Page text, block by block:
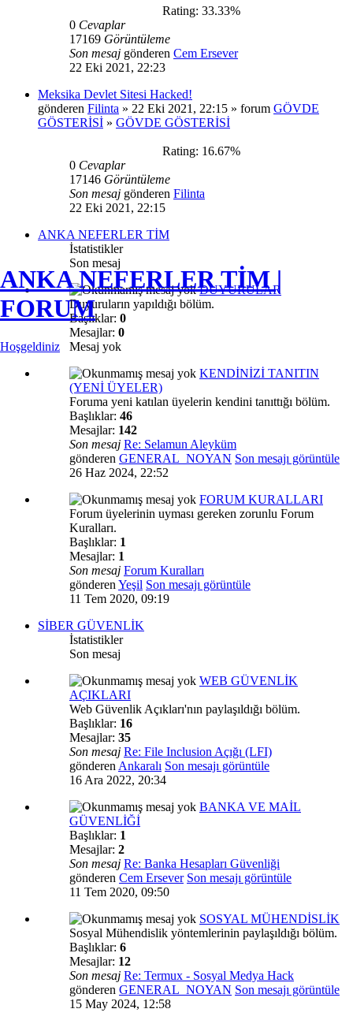
ANKA NEFERLER TİM |
FORUM
Hoşgeldiniz
Rating: 33.33%
0 Cevaplar
17169 Görüntüleme
Son mesaj gönderen Cem Ersever
22 Eki 2021, 22:23
Meksika Devlet Sitesi Hacked!
gönderen Filinta » 22 Eki 2021, 22:15 » forum GÖVDE
GÖSTERİSİ » GÖVDE GÖSTERİSİ
Rating: 16.67%
0 Cevaplar
17146 Görüntüleme
Son mesaj gönderen Filinta
22 Eki 2021, 22:15
ANKA NEFERLER TİM
İstatistikler
Son mesaj
DUYURULAR
Duyuruların yapıldığı bölüm.
Başlıklar: 0
Mesajlar: 0
Mesaj yok
KENDİNİZİ TANITIN
(YENİ ÜYELER)
Foruma yeni katılan üyelerin kendini tanıttığı bölüm.
Başlıklar: 46
Mesajlar: 142
Son mesaj Re: Selamun Aleyküm
gönderen GENERAL_NOYAN Son mesajı görüntüle
26 Haz 2024, 22:52
FORUM KURALLARI
Forum üyelerinin uyması gereken zorunlu Forum
Kuralları.
Başlıklar: 1
Mesajlar: 1
Son mesaj Forum Kuralları
gönderen Yeşil Son mesajı görüntüle
11 Tem 2020, 09:19
SİBER GÜVENLİK
İstatistikler
Son mesaj
WEB GÜVENLİK
AÇIKLARI
Web Güvenlik Açıkları'nın paylaşıldığı bölüm.
Başlıklar: 16
Mesajlar: 35
Son mesaj Re: File Inclusion Açığı (LFI)
gönderen Ankaralı Son mesajı görüntüle
16 Ara 2022, 20:34
BANKA VE MAİL
GÜVENLİĞİ
Başlıklar: 1
Mesajlar: 2
Son mesaj Re: Banka Hesapları Güvenliği
gönderen Cem Ersever Son mesajı görüntüle
11 Tem 2020, 09:50
SOSYAL MÜHENDİSLİK
Sosyal Mühendislik yöntemlerinin paylaşıldığı bölüm.
Başlıklar: 6
Mesajlar: 12
Son mesaj Re: Termux - Sosyal Medya Hack
gönderen GENERAL_NOYAN Son mesajı görüntüle
15 May 2024, 12:58